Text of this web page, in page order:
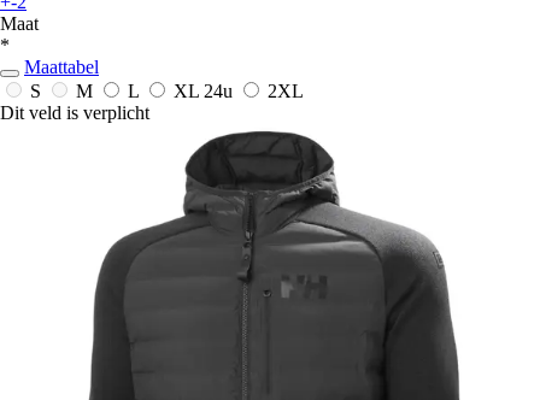
Maat
*
Maattabel
S
M L XL 24u
2XL
Dit veld is verplicht